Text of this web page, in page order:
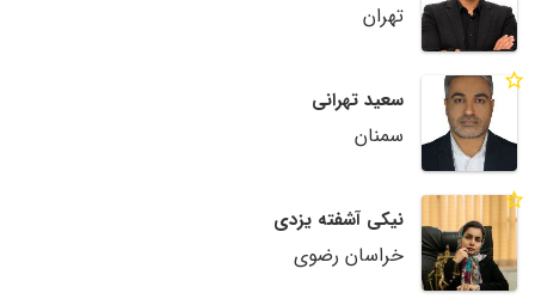
تهران
سعید تهرانی
سمنان
نیکی آشفته یزدی
خراسان رضوی